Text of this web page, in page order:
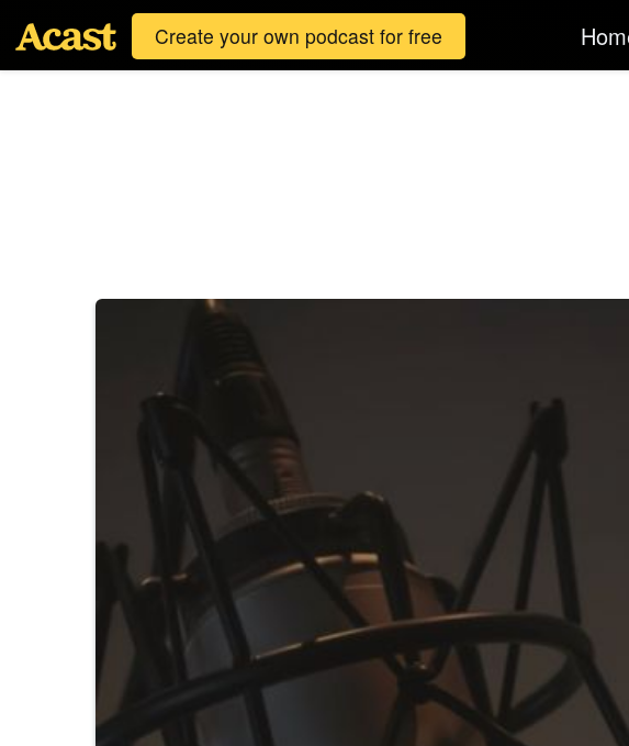
Create your own podcast for free